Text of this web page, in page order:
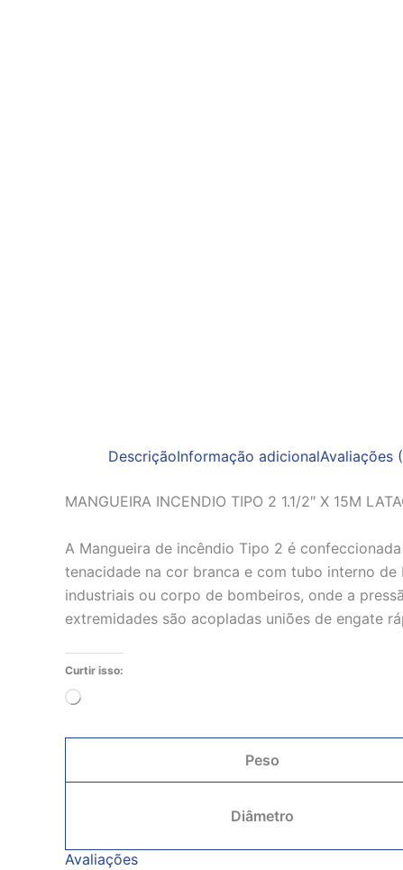
DescriçãoInformação adicionalAvaliações
MANGUEIRA INCENDIO TIPO 2 1.1/2″ X 15M
A Mangueira de incêndio Tipo 2 é
tenacidade na cor branca e com tubo interno
industriais ou corpo de bombeiros, onde a
extremidades são acopladas uniões de engate
Curtir isso:
Carregando...
Peso
Diâmetro
Avaliações